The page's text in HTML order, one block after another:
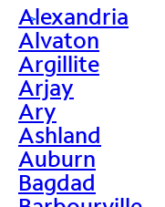
>
Alexandria
Alvaton
Argillite
Arjay
Ary
Ashland
Auburn
Bagdad